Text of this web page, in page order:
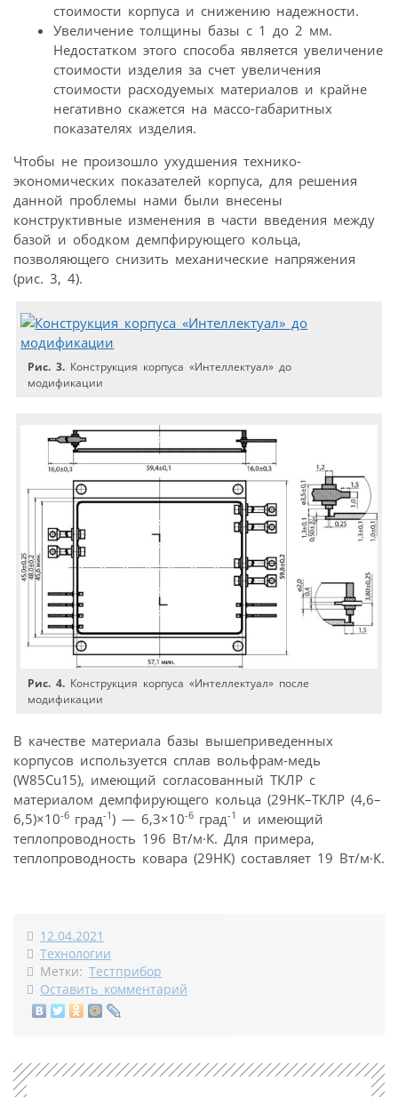
стоимости корпуса и снижению надежности.
Увеличение толщины базы с 1 до 2 мм.
Недостатком этого способа является увеличение
стоимости изделия за счет увеличения
стоимости расходуемых материалов и крайне
негативно скажется на массо-габаритных
показателях изделия.
Чтобы не произошло ухудшения технико-
экономических показателей корпуса, для решения
данной проблемы нами были внесены
конструктивные изменения в части введения между
базой и ободком демпфирующего кольца,
позволяющего снизить механические напряжения
(рис. 3, 4).
Рис. 3. Конструкция корпуса «Интеллектуал» до
модификации
Рис. 4. Конструкция корпуса «Интеллектуал» после
модификации
В качестве материала базы вышеприведенных
корпусов используется сплав вольфрам-медь
(W85Cu15), имеющий согласованный ТКЛР с
материалом демпфирующего кольца (29НК–ТКЛР (4,6–
6,5)×10-6 град-1) — 6,3×10-6 град-1
и имеющий
теплопроводность 196 Вт/м·К. Для примера,
теплопроводность ковара (29НК) составляет 19 Вт/м·К.
12.04.2021
Технологии
Метки: Тестприбор
Оставить комментарий